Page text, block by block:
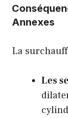
Annexes
La
Les